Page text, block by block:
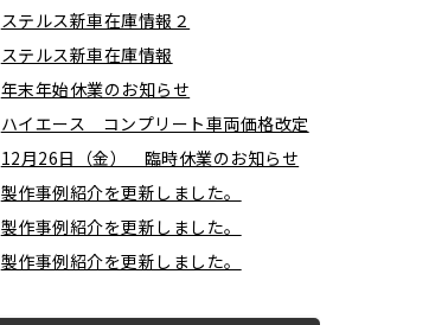
ステルス新車在庫情報２
ステルス新車在庫情報
年末年始休業のお知らせ
ハイエース コンプリート車両価格改定
12月26日（金） 臨時休業のお知らせ
製作事例紹介を更新しました。
製作事例紹介を更新しました。
製作事例紹介を更新しました。